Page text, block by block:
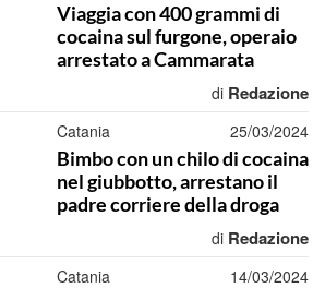
Viaggia con 400 grammi di
cocaina sul furgone, operaio
arrestato a Cammarata
di Redazione
Catania 25/03/2024
Bimbo con un chilo di cocaina
nel giubbotto, arrestano il
padre corriere della droga
di Redazione
Catania 14/03/2024